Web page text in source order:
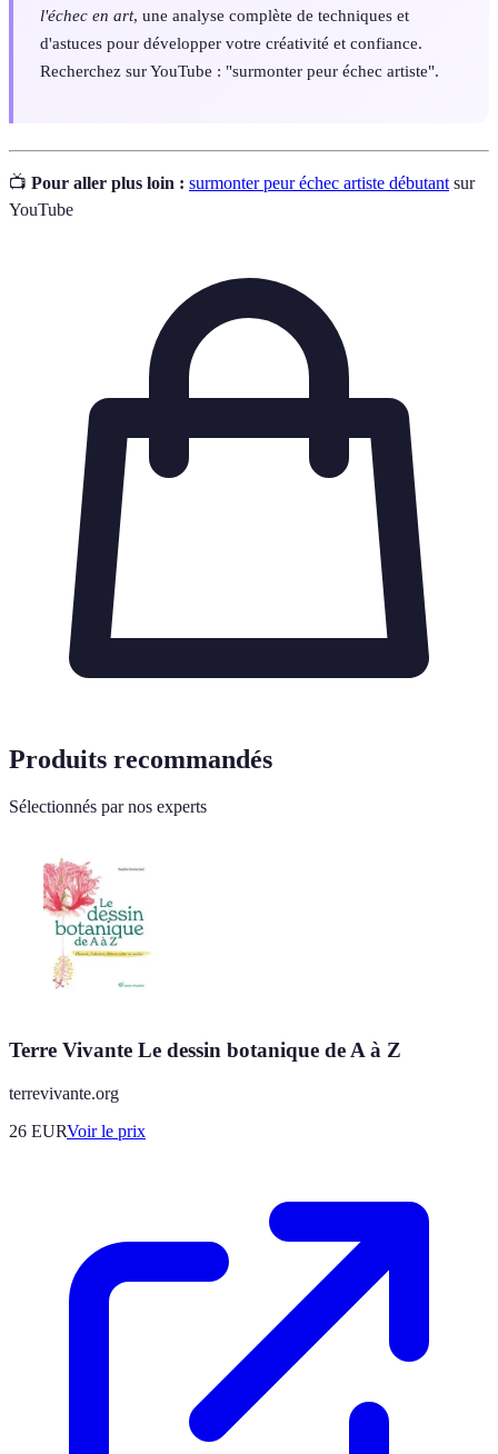
l'échec en art, une analyse complète de techniques et
d'astuces pour développer votre créativité et confiance.
Recherchez sur YouTube : "surmonter peur échec artiste".
📺 Pour aller plus loin : surmonter peur échec artiste débutantsur
YouTube
Produits recommandés
Sélectionnés par nos experts
Terre Vivante Le dessin botanique de A à Z
terrevivante.org
26 EURVoir le prix